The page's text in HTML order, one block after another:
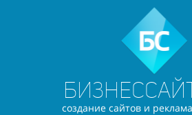
создание сайтов и